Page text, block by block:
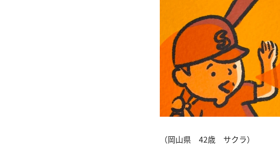
（岡山県 42歳 サクラ）